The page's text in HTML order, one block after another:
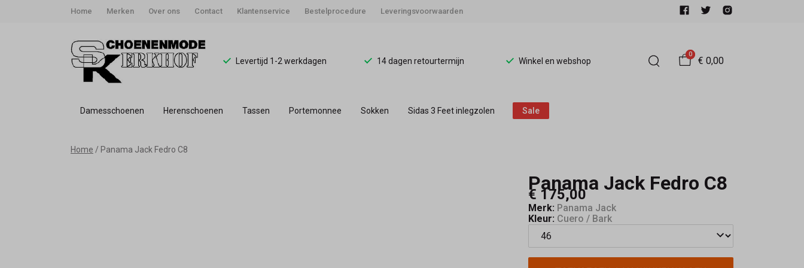
Home Merken Over ons Contact Klantenservice Bestelprocedure Leveringsvoorwaarden
Levertijd 1-2 werkdagen 14 dagen retourtermijn Winkel en webshop
0
€ 0,00
Damesschoenen Herenschoenen Tassen Portemonnee Sokken Sidas 3 Feet inlegzolen Sale
Panama
Home Panama Jack Fedro C8
Panama Jack Fedro C8
€ 175,00
Merk: Panama Jack
Kleur: Cuero / Bark